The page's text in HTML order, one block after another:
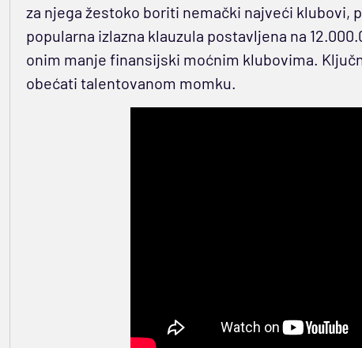
za njega žestoko boriti nemački najveći
popularna izlazna klauzula postavljena na
onim manje finansijski moćnim klubovima.
obećati talentovanom momku.